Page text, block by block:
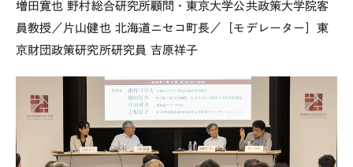
増田寛也 野村総合研究所顧問・東京大学公共政策大学院客
員教授／片山健也 北海道ニセコ町長／［モデレーター］東
京財団政策研究所研究員 吉原祥子